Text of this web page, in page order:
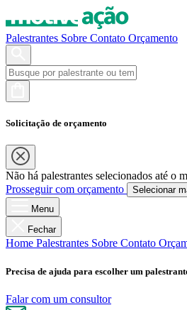
Palestrantes Sobre Contato Orçamento
Solicitação de orçamento
Não há palestrantes selecionados até o
Prosseguir com orçamento
Selecionar
Menu
Fechar
Home Palestrantes Sobre Contato
Precisa de ajuda para escolher um
Falar com um consultor